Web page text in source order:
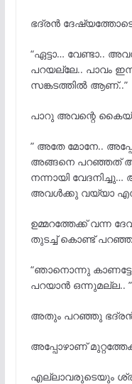
ഭദ്രൻ
“ഏട്ടാ… വേണ്ടാ..
പറയല്ലേ.. പാവം
സങ്കടത്തിൽ ആണ്..”
പാറു അവന്റെ
” അതേ മോനേ..
അങ്ങനെ പറഞ്ഞത്
നന്നായി
അവള്ക്കു വയ്യാ
ഉമ്മറത്തേക്ക് വന്ന
തുടച്ച് കൊണ്ട്
“ഞാനൊന്നു
പറയാന്ഒന്നുമല്ല.. ”
അതും പറഞ്ഞു ഭദ്രൻ
അപ്പോഴാണ്
എല്ലാവരുടെയും